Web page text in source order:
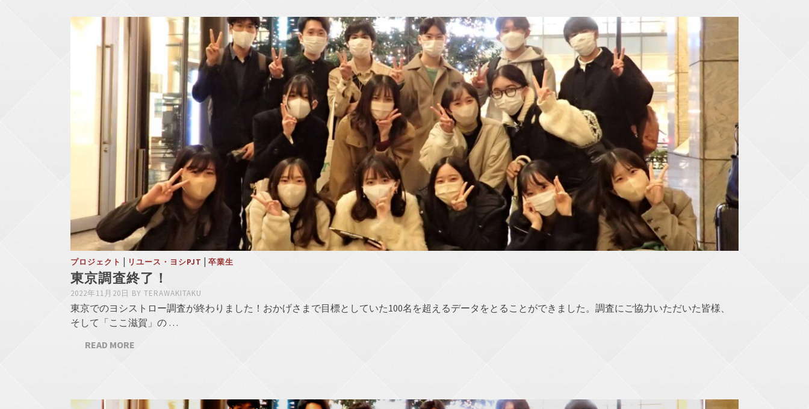
プロジェクト | リユース・ヨシPJT | 卒業生
東京調査終了！
2022年11月20日 BY TERAWAKITAKU
東京でのヨシストロー調査が終わりました！おかげさまで目標としていた100名を超えるデータをとることができました。調査にご協力いただいた皆様、
そして「ここ滋賀」の …
READ MORE